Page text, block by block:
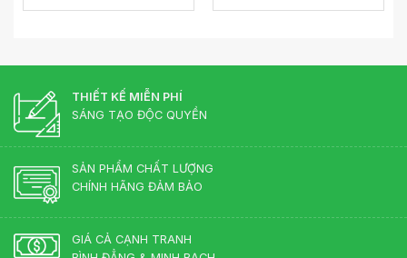
THIẾT KẾ MIỄN PHÍ
SÁNG TẠO ĐỘC QUYỀN
SẢN PHẨM CHẤT LƯỢNG
CHÍNH HÃNG ĐẢM BẢO
GIÁ CẢ CẠNH TRANH